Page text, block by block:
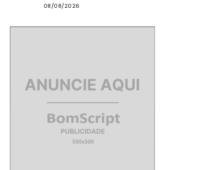
08/08/2026